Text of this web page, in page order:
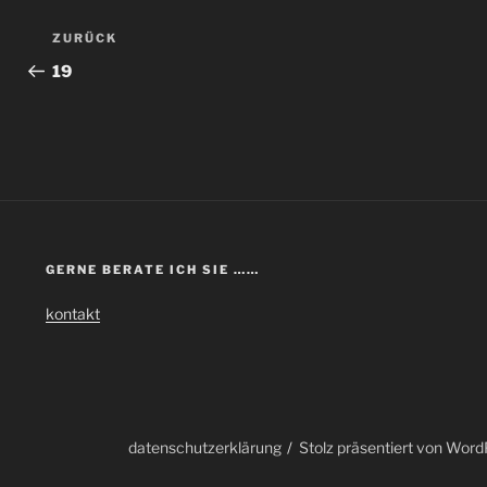
Beitragsnavigation
Vorheriger
Beitrag
ZURÜCK
19
GERNE BERATE ICH SIE ……
kontakt
datenschutzerklärung Stolz präsentiert von